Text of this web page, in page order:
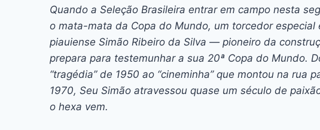
c
e
b
o
o
k
s
s
e
n
g
er
at
s
A
p
p
e
a
d
s
itt
er
er
e
st
k
e
dI
n
ai
l
p
y
Li
n
k
Quando a Seleção Brasileira entrar em campo nesta
o mata-mata da Copa do Mundo, um torcedor especial
piauiense Simão Ribeiro da Silva — pioneiro da
prepara para testemunhar a sua 20ª Copa do Mundo.
“tragédia” de 1950 ao “cineminha” que montou na rua
1970, Seu Simão atravessou quase um século de
o hexa vem.